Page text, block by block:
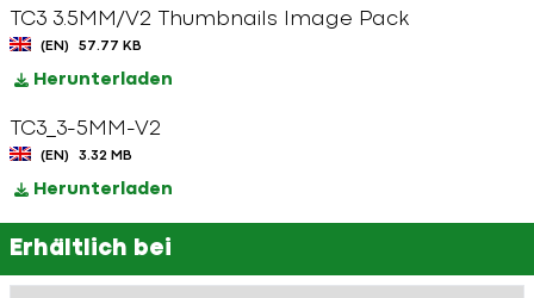
TC3 3.5MM/V2 Thumbnails Image Pack
(EN) 57.77 KB
Herunterladen
TC3_3-5MM-V2
(EN) 3.32 MB
Herunterladen
Erhältlich bei